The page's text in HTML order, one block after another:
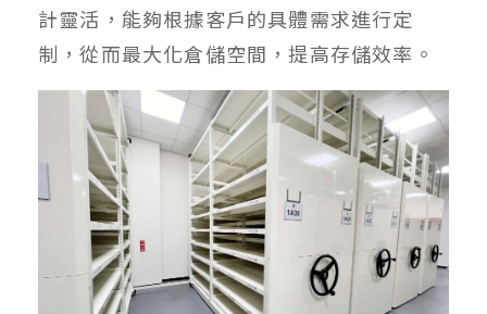
計靈活，能夠根據客戶的具體需求進行定
制，從而最大化倉儲空間，提高存儲效率。